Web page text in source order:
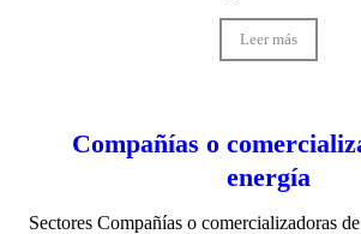
Leer más
Compañías o
energía
Sectores Compañías o comercializadoras